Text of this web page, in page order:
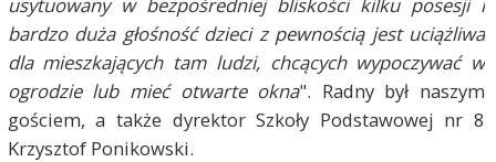
bardzo duża głośność dzieci z pewnością jest uciążliwa
dla mieszkających tam ludzi, chcących wypoczywać w
ogrodzie lub mieć otwarte okna". Radny był naszym
gościem, a także dyrektor Szkoły Podstawowej nr 8
Krzysztof Ponikowski.